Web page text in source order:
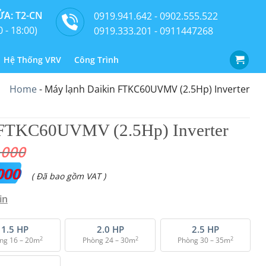
T2-CN
- 18:00)
0919.941.642 - 0902.555.522
0919.333.201 - 0911447268
Hệ Thống VRV Công Trình
Home- Máy lạnh Daikin FTKC60UVMV (2.5Hp) Inverter
(2.5Hp) Inverter
Giá
₫ 27.200.000.
( Đã bao gồm VAT )
1.5 HP
16 – 20m2
2.0 HP
Phòng 24 – 30m2
2.5 HP
Phòng 30 – 35m2